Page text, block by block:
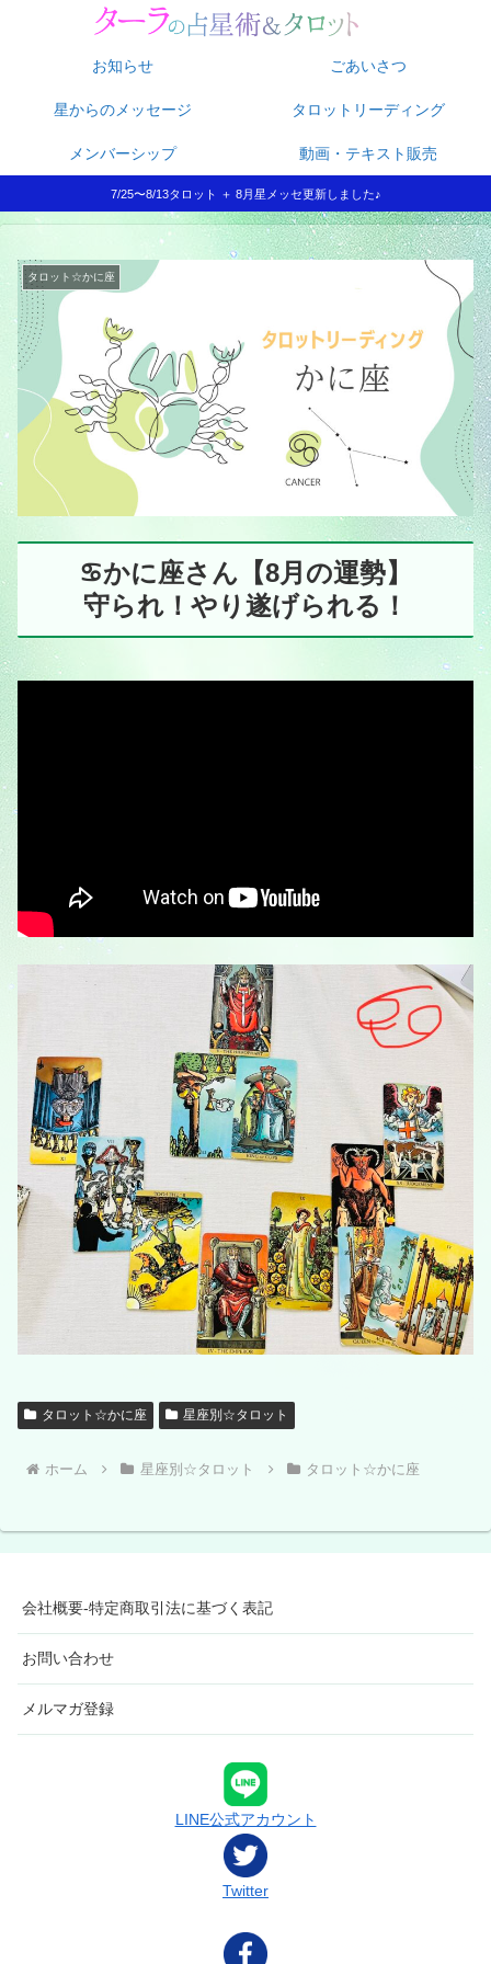
お知らせ ごあいさつ
星からのメッセージ タロットリーディング
メンバーシップ 動画・テキスト販売
7/25〜8/13タロット ＋ 8月星メッセ更新しました♪
タロット☆かに座
♋️かに座さん【8月の運勢】
守られ！やり遂げられる！
タロット☆かに座 星座別☆タロット
ホーム 星座別☆タロット タロット☆かに座
会社概要-特定商取引法に基づく表記
お問い合わせ
メルマガ登録
LINE公式アカウント
Twitter